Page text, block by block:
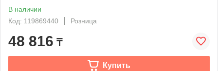
В наличии
Код: 119869440
Розница
48 816 ₸
Купить